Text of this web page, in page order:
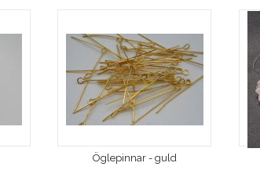
Öglepinnar - guld